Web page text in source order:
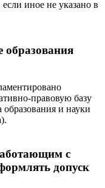
иное не указано в
образования
правовую базу
и науки
с
допуск